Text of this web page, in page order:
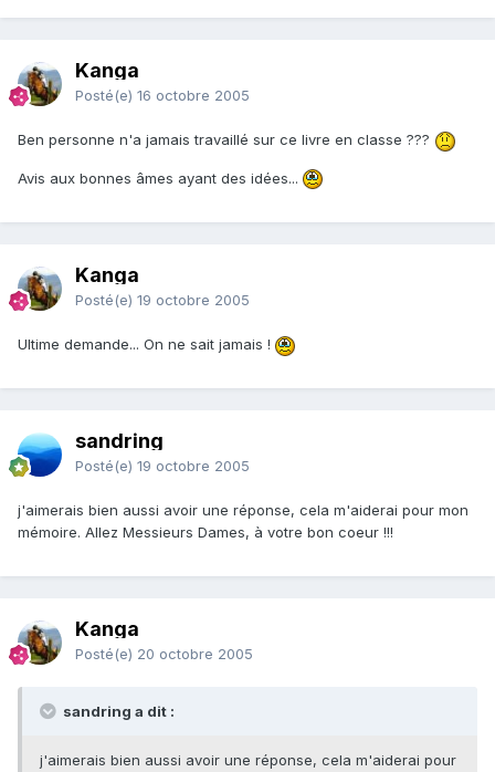
Kanga
Posté(e) 16 octobre 2005
Ben personne n'a jamais travaillé sur ce livre en classe ???
Avis aux bonnes âmes ayant des idées...
Kanga
Posté(e) 19 octobre 2005
Ultime demande... On ne sait jamais !
sandring
Posté(e) 19 octobre 2005
j'aimerais bien aussi avoir une réponse, cela m'aiderai pour mon
mémoire. Allez Messieurs Dames, à votre bon coeur !!!
Kanga
Posté(e) 20 octobre 2005
sandring a dit :
j'aimerais bien aussi avoir une réponse, cela m'aiderai pour